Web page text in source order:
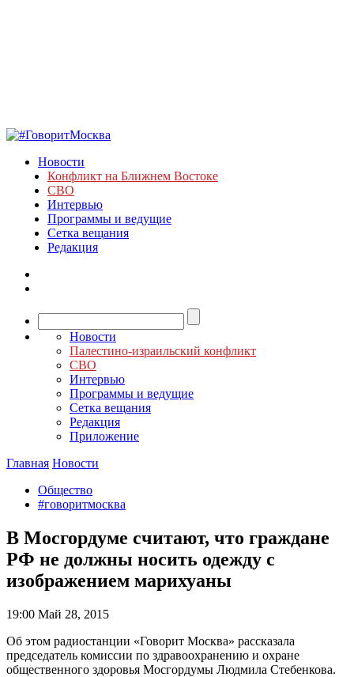
Новости
Конфликт на Ближнем Востоке
СВО
Интервью
Программы и ведущие
Сетка вещания
Редакция
Новости
Палестино-израильский конфликт
СВО
Интервью
Программы и ведущие
Сетка вещания
Редакция
Приложение
Главная Новости
Общество
#говоритмосква
В Мосгордуме считают, что граждане
РФ не должны носить одежду с
изображением марихуаны
19:00 Май 28, 2015
Об этом радиостанции «Говорит Москва» рассказала
председатель комиссии по здравоохранению и охране
общественного здоровья Мосгордумы Людмила Стебенкова.